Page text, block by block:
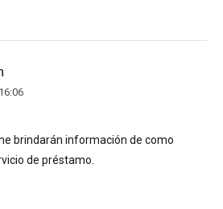
brindarán información de como
de préstamo.